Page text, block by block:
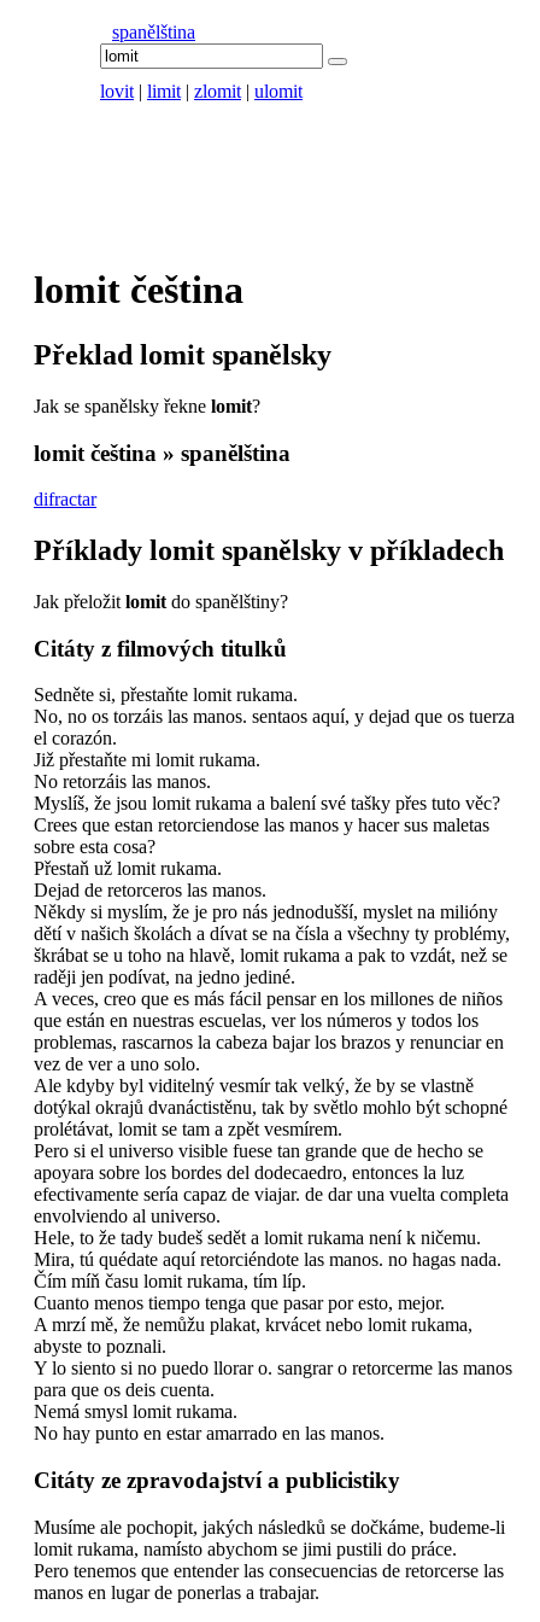
spanělština
lovit | limit | zlomit | ulomit
lomit čeština
Překlad lomit spanělsky
Jak se spanělsky řekne lomit?
lomit čeština » spanělština
difractar
Příklady lomit spanělsky v příkladech
Jak přeložit lomit do spanělštiny?
Citáty z filmových titulků
Sedněte si, přestaňte lomit rukama.
No, no os torzáis las manos. sentaos aquí, y dejad que os tuerza
el corazón.
Již přestaňte mi lomit rukama.
No retorzáis las manos.
Myslíš, že jsou lomit rukama a balení své tašky přes tuto věc?
Crees que estan retorciendose las manos y hacer sus maletas
sobre esta cosa?
Přestaň už lomit rukama.
Dejad de retorceros las manos.
Někdy si myslím, že je pro nás jednodušší, myslet na milióny
dětí v našich školách a dívat se na čísla a všechny ty problémy,
škrábat se u toho na hlavě, lomit rukama a pak to vzdát, než se
raději jen podívat, na jedno jediné.
A veces, creo que es más fácil pensar en los millones de niños
que están en nuestras escuelas, ver los números y todos los
problemas, rascarnos la cabeza bajar los brazos y renunciar en
vez de ver a uno solo.
Ale kdyby byl viditelný vesmír tak velký, že by se vlastně
dotýkal okrajů dvanáctistěnu, tak by světlo mohlo být schopné
prolétávat, lomit se tam a zpět vesmírem.
Pero si el universo visible fuese tan grande que de hecho se
apoyara sobre los bordes del dodecaedro, entonces la luz
efectivamente sería capaz de viajar. de dar una vuelta completa
envolviendo al universo.
Hele, to že tady budeš sedět a lomit rukama není k ničemu.
Mira, tú quédate aquí retorciéndote las manos. no hagas nada.
Čím míň času lomit rukama, tím líp.
Cuanto menos tiempo tenga que pasar por esto, mejor.
A mrzí mě, že nemůžu plakat, krvácet nebo lomit rukama,
abyste to poznali.
Y lo siento si no puedo llorar o. sangrar o retorcerme las manos
para que os deis cuenta.
Nemá smysl lomit rukama.
No hay punto en estar amarrado en las manos.
Citáty ze zpravodajství a publicistiky
Musíme ale pochopit, jakých následků se dočkáme, budeme-li
lomit rukama, namísto abychom se jimi pustili do práce.
Pero tenemos que entender las consecuencias de retorcerse las
manos en lugar de ponerlas a trabajar.